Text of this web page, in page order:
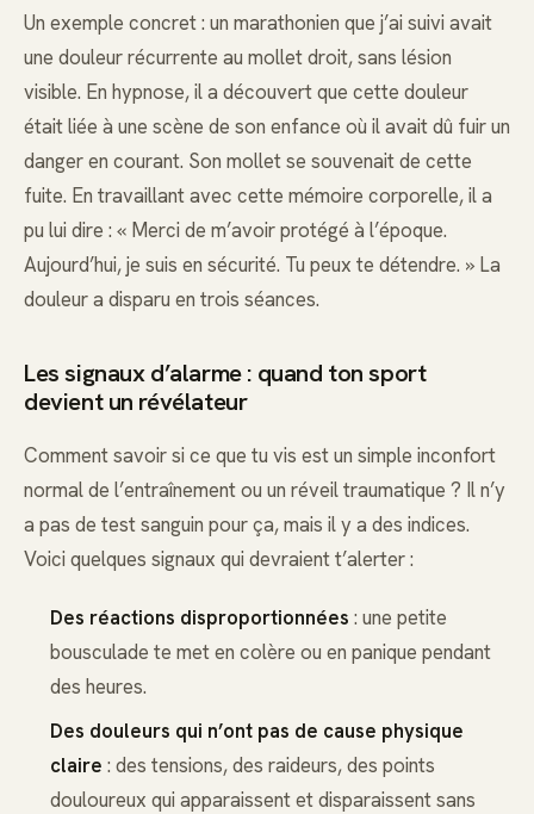
Un exemple concret : un marathonien que j’ai suivi avait
une douleur récurrente au mollet droit, sans lésion
visible. En hypnose, il a découvert que cette douleur
était liée à une scène de son enfance où il avait dû fuir un
danger en courant. Son mollet se souvenait de cette
fuite. En travaillant avec cette mémoire corporelle, il a
pu lui dire : « Merci de m’avoir protégé à l’époque.
Aujourd’hui, je suis en sécurité. Tu peux te détendre. » La
douleur a disparu en trois séances.
Les signaux d’alarme : quand ton sport
devient un révélateur
Comment savoir si ce que tu vis est un simple inconfort
normal de l’entraînement ou un réveil traumatique ? Il n’y
a pas de test sanguin pour ça, mais il y a des indices.
Voici quelques signaux qui devraient t’alerter :
Des réactions disproportionnées : une petite
bousculade te met en colère ou en panique pendant
des heures.
Des douleurs qui n’ont pas de cause physique
claire : des tensions, des raideurs, des points
douloureux qui apparaissent et disparaissent sans